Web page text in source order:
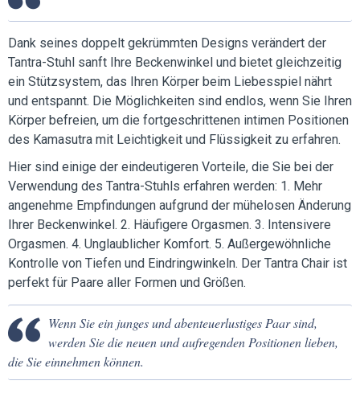
Dank seines doppelt gekrümmten Designs verändert der
Tantra-Stuhl sanft Ihre Beckenwinkel und bietet gleichzeitig
ein Stützsystem, das Ihren Körper beim Liebesspiel nährt
und entspannt. Die Möglichkeiten sind endlos, wenn Sie Ihren
Körper befreien, um die fortgeschrittenen intimen Positionen
des Kamasutra mit Leichtigkeit und Flüssigkeit zu erfahren.
Hier sind einige der eindeutigeren Vorteile, die Sie bei der
Verwendung des Tantra-Stuhls erfahren werden: 1. Mehr
angenehme Empfindungen aufgrund der mühelosen Änderung
Ihrer Beckenwinkel. 2. Häufigere Orgasmen. 3. Intensivere
Orgasmen. 4. Unglaublicher Komfort. 5. Außergewöhnliche
Kontrolle von Tiefen und Eindringwinkeln. Der Tantra Chair ist
perfekt für Paare aller Formen und Größen.
Wenn Sie ein junges und abenteuerlustiges Paar sind,
werden Sie die neuen und aufregenden Positionen lieben,
die Sie einnehmen können.